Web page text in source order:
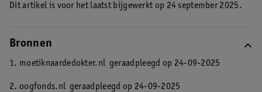
Dit artikel is voor het laatst bijgewerkt op 24 september 2025.
Bronnen
1. moetiknaardedokter.nl geraadpleegd op 24-09-2025
2. oogfonds.nl geraadpleegd op 24-09-2025